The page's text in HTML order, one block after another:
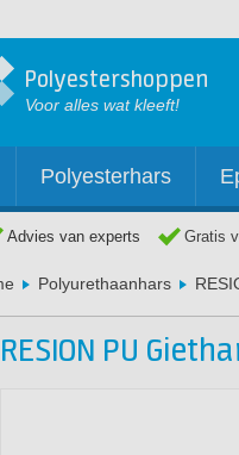
Polyestershoppen
Voor alles wat kleeft!
Polyesterhars
Advies van experts Gratis
Polyurethaanhars
RESION PU